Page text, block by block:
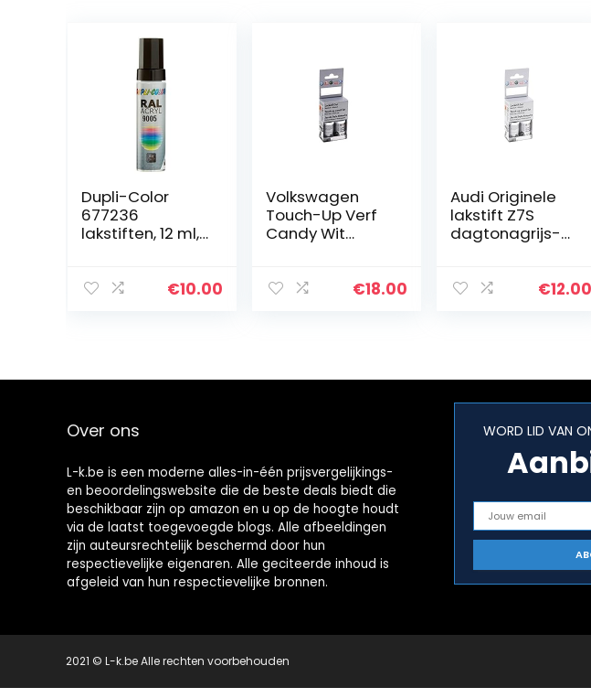
Dupli-Color
677236
lakstiften, 12 ml,
€10.00
Volkswagen
Touch-Up Verf
Candy Wit
€18.00
Audi Originele
lakstift Z7S
dagtonagrijs-
€12.00
Over ons
L-k.be is een moderne alles-in-één prijsvergelijkings-
en beoordelingswebsite die de beste deals biedt die
beschikbaar zijn op amazon en u op de hoogte houdt
via de laatst toegevoegde blogs. Alle afbeeldingen
zijn auteursrechtelijk beschermd door hun
respectievelijke eigenaren. Alle geciteerde inhoud is
afgeleid van hun respectievelijke bronnen.
WORD LID VAN
2021 © L-k.be Alle rechten voorbehouden